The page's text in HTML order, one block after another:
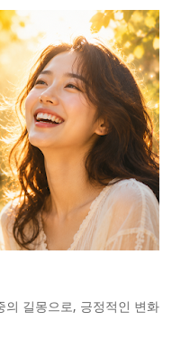
의 길몽으로, 긍정적인 변화